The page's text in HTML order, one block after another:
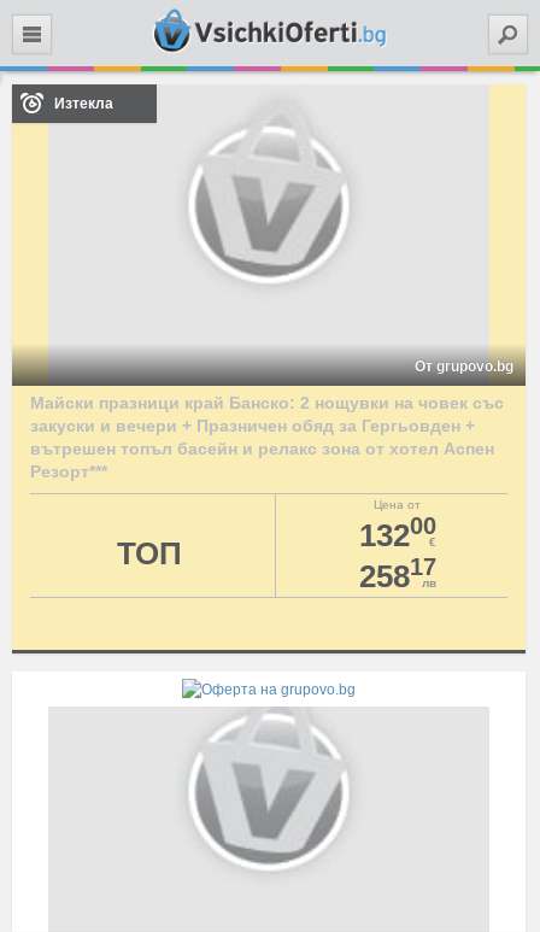
Изтекла
От grupovo.bg
Майски празници край Банско: 2 нощувки на човек със
закуски и вечери + Празничен обяд за Гергьовден +
вътрешен топъл басейн и релакс зона от хотел Аспен
Резорт***
Цена от
13200
€
25817
лв
ТОП